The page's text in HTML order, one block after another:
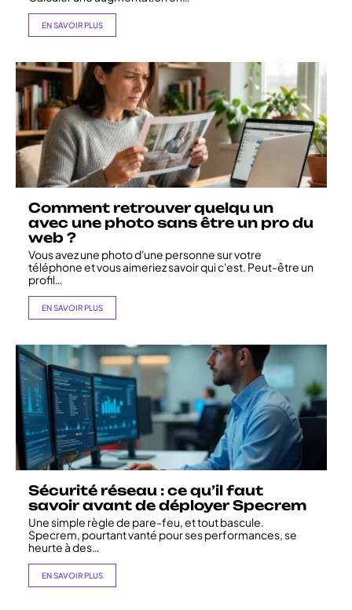
EN SAVOIR PLUS
Comment retrouver quelqu un
avec une photo sans être un pro du
web ?
Vous avez une photo d'une personne sur votre
téléphone et vous aimeriez savoir qui c'est. Peut-être un
profil…
EN SAVOIR PLUS
Sécurité réseau : ce qu’il faut
savoir avant de déployer Specrem
Une simple règle de pare-feu, et tout bascule.
Specrem, pourtant vanté pour ses performances, se
heurte à des…
EN SAVOIR PLUS